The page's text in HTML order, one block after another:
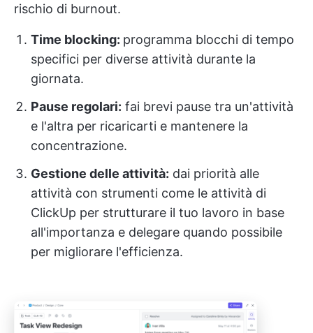
rischio di burnout.
Time blocking: programma blocchi di tempo
specifici per diverse attività durante la
giornata.
Pause regolari: fai brevi pause tra un'attività
e l'altra per ricaricarti e mantenere la
concentrazione.
Gestione delle attività: dai priorità alle
attività con strumenti come le attività di
ClickUp per strutturare il tuo lavoro in base
all'importanza e delegare quando possibile
per migliorare l'efficienza.